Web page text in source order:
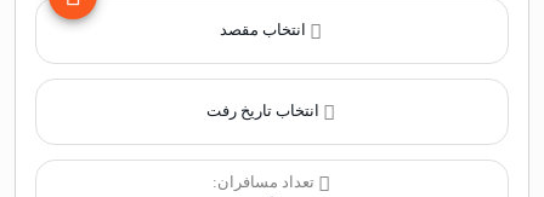
انتخاب مقصد
تعداد مسافران: